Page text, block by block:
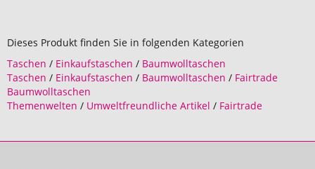
Dieses Produkt finden Sie in folgenden Kategorien
Taschen / Einkaufstaschen / Baumwolltaschen
Taschen / Einkaufstaschen / Baumwolltaschen / Fairtrade
Baumwolltaschen
Themenwelten / Umweltfreundliche Artikel / Fairtrade